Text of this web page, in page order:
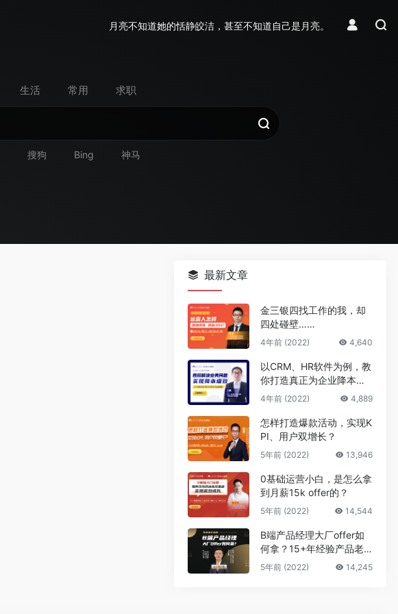
月亮不知道她的恬静皎洁，甚至不知道自己是月亮。
生活 常用 求职
搜狗 Bing 神马
最新文章
金三银四找工作的我，却
四处碰壁……
4年前 (2022) 4,640
以CRM、HR软件为例，教
你打造真正为企业降本增
效的B端产品
4年前 (2022) 4,889
怎样打造爆款活动，实现K
PI、用户双增长？
5年前 (2022) 13,946
0基础运营小白，是怎么拿
到月薪15k offer的？
5年前 (2022) 14,544
B端产品经理大厂offer如
何拿？15+年经验产品老
司机告诉你答案
5年前 (2022) 14,245